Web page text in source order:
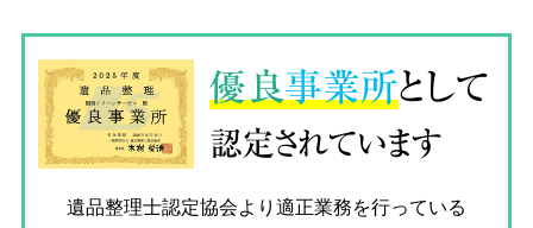
優良事業所として
認定されています
遺品整理士認定協会より適正業務を行っている